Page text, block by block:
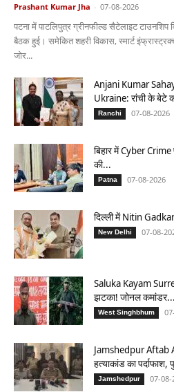
Prashant Kumar Jha - 07-08-2026
पटना में पाटलिपुत्र ग्रीनफील्ड सैटेलाइट
बैठक हुई। समेकित शहरी विकास, स्मार्ट
जोर...
Anjani Kumar
Ukraine: रांची के बेटे
Ranchi 07-08-2026
बिहार में Cyber
की...
Patna 07-08-2026
दिल्ली में Nitin
New Delhi 07-08-
Saluka Kayam
झटका! जोनल कमांडर...
West Singhbhum
Jamshedpur Aftab
हत्याकांड का पर्दाफाश,
Jamshedpur 07-08-